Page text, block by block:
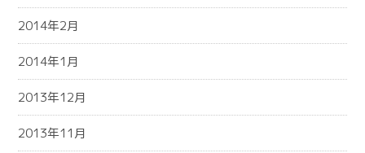
2014年2月
2014年1月
2013年12月
2013年11月